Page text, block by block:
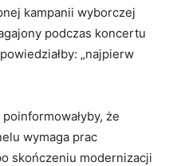
kampanii wyborczej
podczas koncertu
„najpierw
że
wymaga prac
skończeniu modernizacji